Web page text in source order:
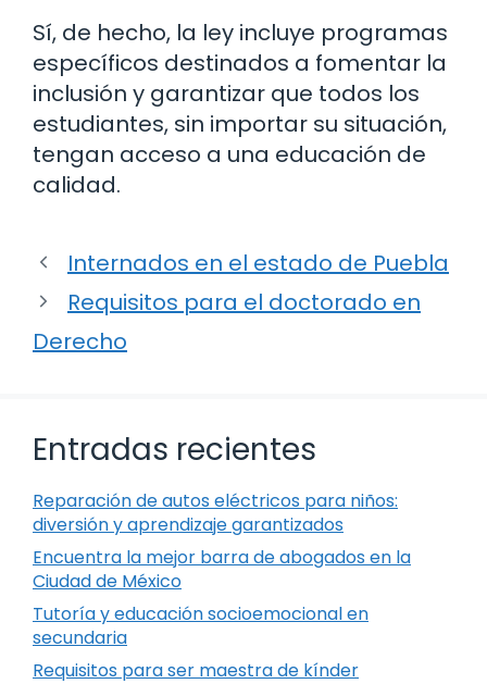
Sí, de hecho, la ley incluye programas
específicos destinados a fomentar la
inclusión y garantizar que todos los
estudiantes, sin importar su situación,
tengan acceso a una educación de
calidad.
Internados en el estado de Puebla
Requisitos para el doctorado en
Derecho
Entradas recientes
Reparación de autos eléctricos para niños:
diversión y aprendizaje garantizados
Encuentra la mejor barra de abogados en la
Ciudad de México
Tutoría y educación socioemocional en
secundaria
Requisitos para ser maestra de kínder